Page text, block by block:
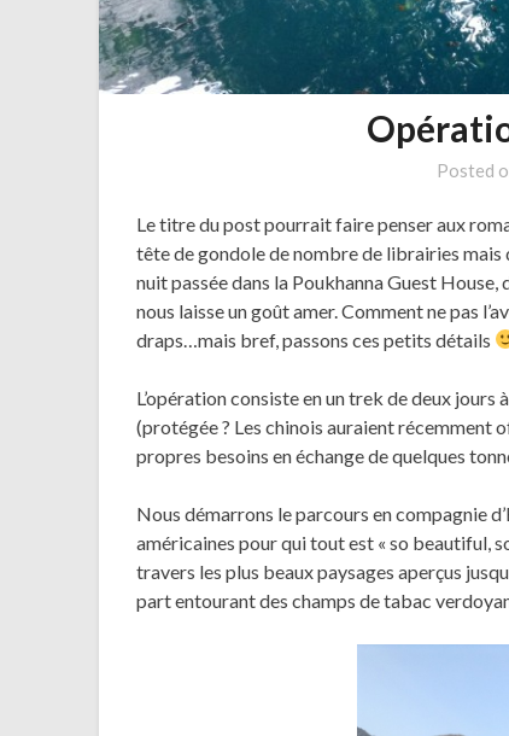
Posted
Le titre du post pourrait faire penser aux
tête de gondole de nombre de librairies mais
nuit passée dans la Poukhanna Guest House,
nous laisse un goût amer. Comment ne pas
draps…mais bref, passons ces petits détails
L’opération consiste en un trek de deux
(protégée ? Les chinois auraient récemment
propres besoins en échange de quelques
Nous démarrons le parcours en compagnie
américaines pour qui tout est « so beautiful,
travers les plus beaux paysages aperçus
part entourant des champs de tabac